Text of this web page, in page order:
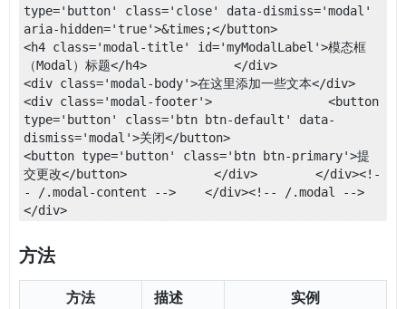
type='button' class='close' data-dismiss='modal'
aria-hidden='true'>&times;</button>
<h4 class='modal-title' id='myModalLabel'>模态框
（Modal）标题</h4>            </div>
<div class='modal-body'>在这里添加一些文本</div>
<div class='modal-footer'>                <button
type='button' class='btn btn-default' data-
dismiss='modal'>关闭</button>
<button type='button' class='btn btn-primary'>提
交更改</button>            </div>        </div><!-
- /.modal-content -->    </div><!-- /.modal -->
</div>
方法
方法 描述
实例